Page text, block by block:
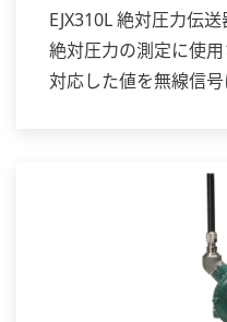
EJX310L 絶対圧力伝
絶対圧力の測定に使
対応した値を無線信号